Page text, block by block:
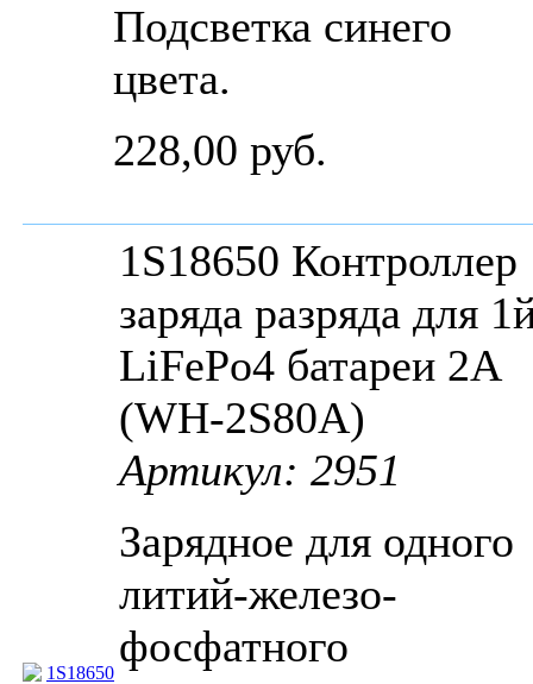
Подсветка синего
цвета.
228,00 руб.
1S18650 Контроллер
заряда разряда для
LiFePo4 батареи 2A
(WH-2S80A)
Артикул: 2951
Зарядное для одного
литий-железо-
фосфатного